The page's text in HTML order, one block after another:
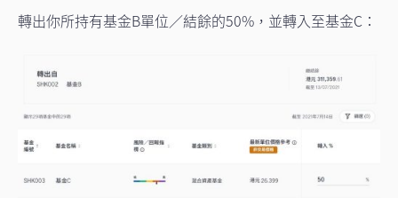
轉出你所持有基金B單位／結餘的50%，並轉入至基金C：